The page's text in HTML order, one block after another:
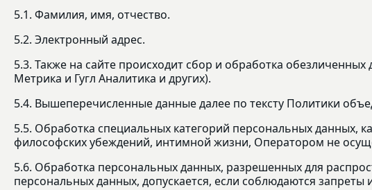
5.1. Фамилия, имя, отчество.
5.2. Электронный адрес.
5.3. Также на сайте происходит сбор и обработка
Метрика и Гугл Аналитика и других).
5.4. Вышеперечисленные данные далее по тексту Политики
5.5. Обработка специальных категорий персональных данных,
философских убеждений, интимной жизни, Оператором не
5.6. Обработка персональных данных, разрешенных для
персональных данных, допускается, если соблюдаются